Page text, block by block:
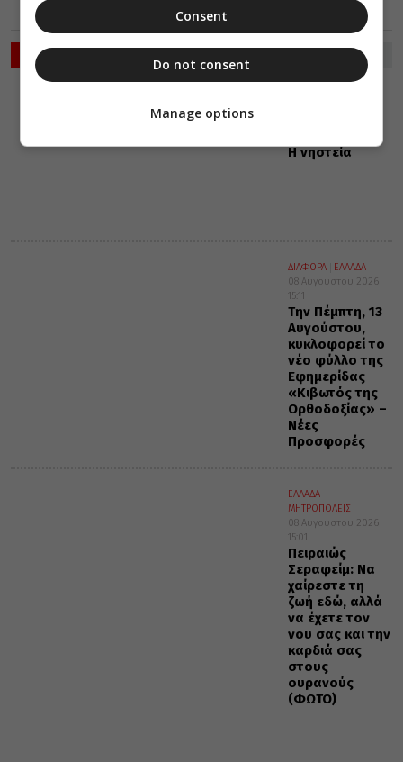
ΡΟΗ ΕΙΔΗΣΕΩΝ
Η νηστεία
ΔΙΑΦΟΡΑ
ΕΛΛΑΔΑ
08 Αυγούστου 2026
15:11
Την Πέμπτη, 13
Αυγούστου,
κυκλοφορεί το
νέο φύλλο της
Εφημερίδας
«Κιβωτός της
Ορθοδοξίας» –
Νέες
Προσφορές
ΕΛΛΑΔΑ
ΜΗΤΡΟΠΟΛΕΙΣ
08 Αυγούστου 2026
15:01
Πειραιώς
Σεραφείμ: Να
χαίρεστε τη
ζωή εδώ, αλλά
να έχετε τον
νου σας και την
καρδιά σας
στους
ουρανούς
(ΦΩΤΟ)
Consent
Do not consent
Manage options